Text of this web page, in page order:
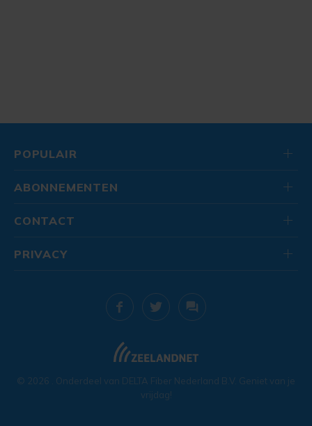
POPULAIR
ABONNEMENTEN
CONTACT
© 2026 . Onderdeel van DELTA Fiber Nederland B.V. Geniet van je
vrijdag!
PRIVACY